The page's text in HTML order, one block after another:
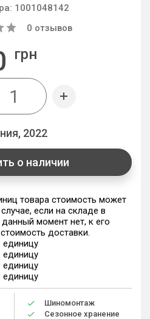
1001048142
0 отзывов
грн
2022
о наличии
товара стоимость может
если на складе в
момент нет, к его
доставки.
единицу
единицу
единицу
единицу
Шиномонтаж
Сезонное хранение